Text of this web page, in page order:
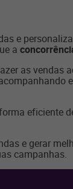
e
a
as vendas
eficiente
e gerar
campanhas.